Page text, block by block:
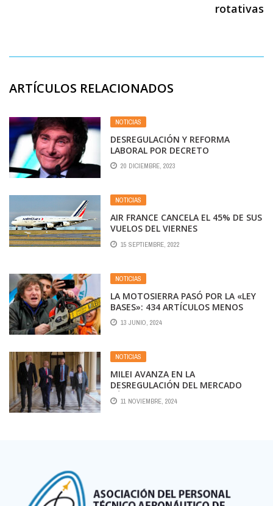
rotativas
ARTÍCULOS RELACIONADOS
NOTICIAS
DESREGULACIÓN Y REFORMA
LABORAL POR DECRETO
20 DICIEMBRE, 2023
NOTICIAS
AIR FRANCE CANCELA EL 45% DE SUS
VUELOS DEL VIERNES
15 SEPTIEMBRE, 2022
NOTICIAS
LA MOTOSIERRA PASÓ POR LA «LEY
BASES»: 434 ARTÍCULOS MENOS
13 JUNIO, 2024
NOTICIAS
MILEI AVANZA EN LA
DESREGULACIÓN DEL MERCADO
AÉREO EN SU GUERRA CONTRA LA
“CASTA” SINDICAL
11 NOVIEMBRE, 2024